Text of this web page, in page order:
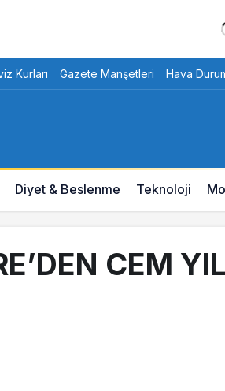
Kurları Gazete Manşetleri Hava
Diyet & Beslenme Teknoloji
CEM